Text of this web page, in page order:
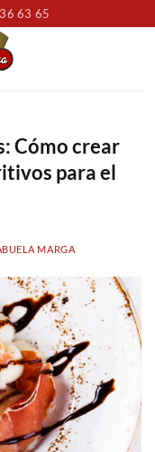
63 65
Cómo crear
para el
MARGA